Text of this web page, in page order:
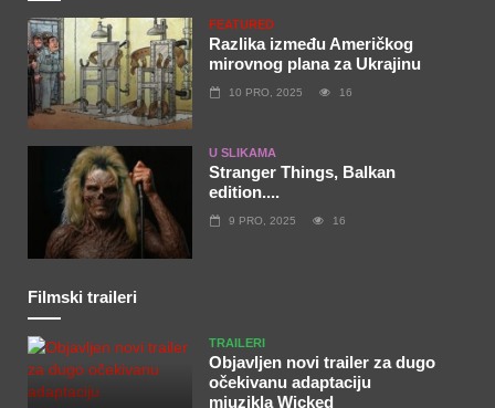
FEATURED
Razlika između Američkog
mirovnog plana za Ukrajinu
10 PRO, 2025 16
U SLIKAMA
Stranger Things, Balkan
edition....
9 PRO, 2025 16
Filmski traileri
TRAILERI
Objavljen novi trailer za dugo
očekivanu adaptaciju
mjuzikla Wicked